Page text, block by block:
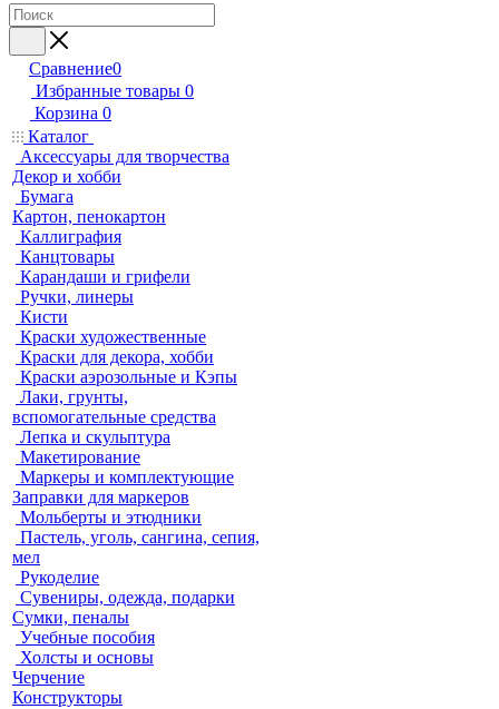
Сравнение0
Избранные товары 0
Корзина 0
Каталог
Аксессуары для творчества
Декор и хобби
Бумага
Картон, пенокартон
Каллиграфия
Канцтовары
Карандаши и грифели
Ручки, линеры
Кисти
Краски художественные
Краски для декора, хобби
Краски аэрозольные и Кэпы
Лаки, грунты,
вспомогательные средства
Лепка и скульптура
Макетирование
Маркеры и комплектующие
Заправки для маркеров
Мольберты и этюдники
Пастель, уголь, сангина, сепия,
мел
Рукоделие
Сувениры, одежда, подарки
Сумки, пеналы
Учебные пособия
Холсты и основы
Черчение
Конструкторы